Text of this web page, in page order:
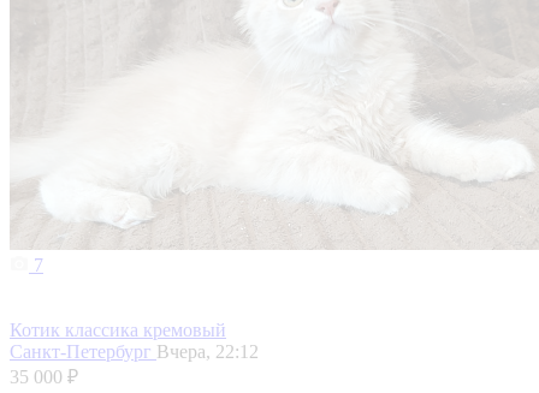
7
Котик классика кремовый
Санкт-Петербург Вчера, 22:12
35 000 ₽